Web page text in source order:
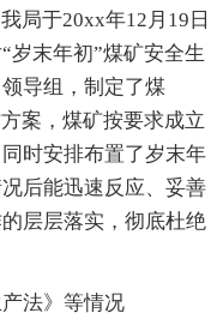
局于20xx年12月19日
岁末年初”煤矿安全生
导组，制定了煤
案，煤矿按要求成立
时安排布置了岁末年
后能迅速反应、妥善
层层落实，彻底杜绝
法》等情况